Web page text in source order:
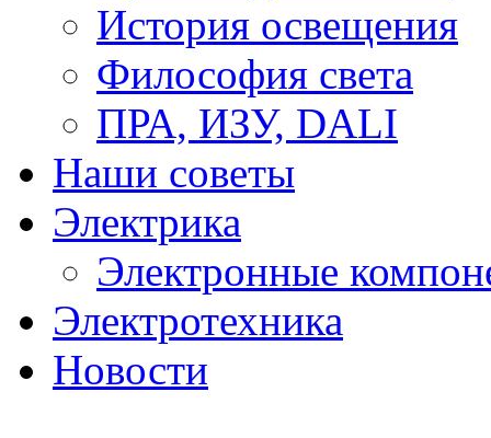
История освещения
Философия света
ПРА, ИЗУ, DALI
Наши советы
Электрика
Электронные
Электротехника
Новости